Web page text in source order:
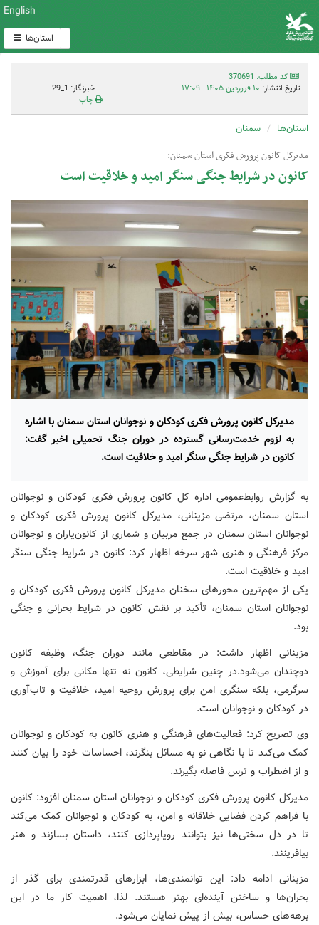
English
استان‌ها
کد مطلب: 370691
تاریخ انتشار: ۱۰ فروردین ۱۴۰۵ - ۱۷:۰۹
خبرنگار: 1_29
چاپ
استان‌ها سمنان
مدیرکل کانون پرورش فکری استان سمنان:
کانون در شرایط جنگی سنگر امید و خلاقیت است
مدیرکل کانون پرورش فکری کودکان و نوجوانان استان سمنان با اشاره
به لزوم خدمت‌رسانی گسترده در دوران جنگ تحمیلی اخیر گفت:
کانون در شرایط جنگی سنگر امید و خلاقیت است.
به گزارش روابط‌عمومی اداره کل کانون پرورش فکری کودکان و نوجوانان
استان سمنان، مرتضی مزینانی، مدیرکل کانون پرورش فکری کودکان و
نوجوانان استان سمنان در جمع مربیان و شماری از کانون‌یاران و نوجوانان
مرکز فرهنگی و هنری شهر سرخه اظهار کرد: کانون در شرایط جنگی سنگر
امید و خلاقیت است.
یکی از مهم‌ترین محورهای سخنان مدیرکل کانون پرورش فکری کودکان و
نوجوانان استان سمنان، تأکید بر نقش کانون در شرایط بحرانی و جنگی
بود.
مزینانی اظهار داشت: در مقاطعی مانند دوران جنگ، وظیفه‌ کانون
دوچندان می‌شود.در چنین شرایطی، کانون نه تنها مکانی برای آموزش و
سرگرمی، بلکه سنگری امن برای پرورش روحیه امید، خلاقیت و تاب‌آوری
در کودکان و نوجوانان است.
وی تصریح کرد: فعالیت‌های فرهنگی و هنری کانون به کودکان و نوجوانان
کمک می‌کند تا با نگاهی نو به مسائل بنگرند، احساسات خود را بیان کنند
و از اضطراب و ترس فاصله بگیرند.
مدیرکل کانون پرورش فکری کودکان و نوجوانان استان سمنان افزود: کانون
با فراهم کردن فضایی خلاقانه و امن، به کودکان و نوجوانان کمک می‌کند
تا در دل سختی‌ها نیز بتوانند رویاپردازی کنند، داستان بسازند و هنر
بیافرینند.
مزینانی ادامه داد: این توانمندی‌ها، ابزارهای قدرتمندی برای گذر از
بحران‌ها و ساختن آینده‌ای بهتر هستند. لذا، اهمیت کار ما در این
برهه‌های حساس، بیش از پیش نمایان می‌شود.